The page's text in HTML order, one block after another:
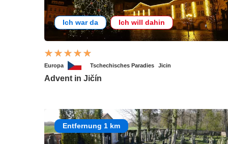
Ich war da Ich will dahin
Europa Tschechisches Paradies Jicin
Advent in Jičín
Entfernung 1 km